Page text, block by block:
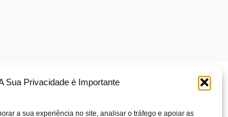
Sua Privacidade é Importante
a sua experiência no site, analisar o tráfego e apoiar as